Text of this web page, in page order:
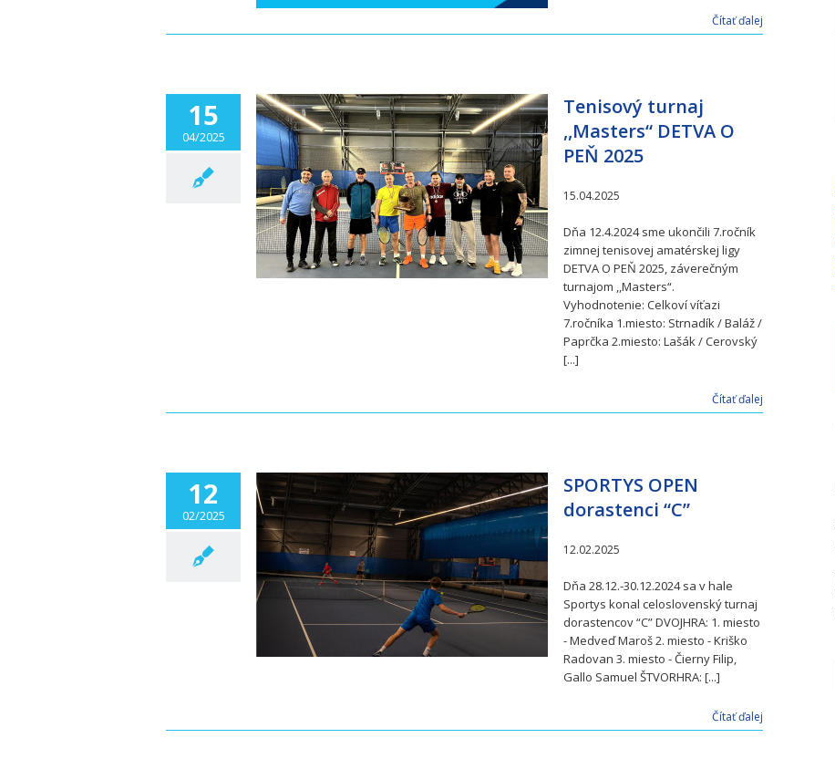
Čítať ďalej
15
04/2025
turnaj ,,Masters“ DETVA O PEŇ
Tenisový turnaj
,,Masters“ DETVA O
PEŇ 2025
15.04.2025
Dňa 12.4.2024 sme ukončili 7.ročník
zimnej tenisovej amatérskej ligy
DETVA O PEŇ 2025, záverečným
turnajom ,,Masters“.
Vyhodnotenie: Celkoví víťazi
7.ročníka 1.miesto: Strnadík / Baláž /
Paprčka 2.miesto: Lašák / Cerovský
[...]
Čítať ďalej
12
02/2025
SPORTYS OPEN
dorastenci “C”
12.02.2025
Dňa 28.12.-30.12.2024 sa v hale
Sportys konal celoslovenský turnaj
dorastencov “C” DVOJHRA: 1. miesto
- Medveď Maroš 2. miesto - Kriško
Radovan 3. miesto - Čierny Filip,
Gallo Samuel ŠTVORHRA: [...]
Čítať ďalej